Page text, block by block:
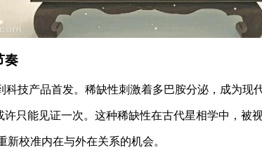
奏
技产品首发。稀缺性刺激着多巴胺分泌，成为现
只能见证一次。这种稀缺性在古代星相学中，被
校准内在与外在关系的机会。